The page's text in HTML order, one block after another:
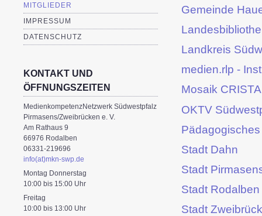
MITGLIEDER
IMPRESSUM
DATENSCHUTZ
KONTAKT UND
ÖFFNUNGSZEITEN
MedienkompetenzNetzwerk Südwestpfalz
Pirmasens/Zweibrücken e. V.
Am Rathaus 9
66976 Rodalben
06331-219696
info(at)mkn-swp.de
Montag Donnerstag
10:00 bis 15:00 Uhr
Freitag
10:00 bis 13:00 Uhr
Gemeinde
Landkreis
medien.rlp -
Mosaik
OKTV
Stadt Dahn
Stadt
Stadt Rodalben
Stadt